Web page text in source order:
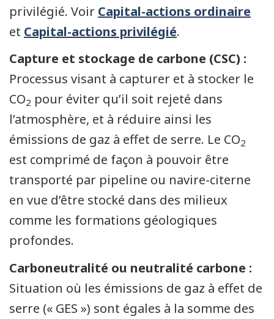
privilégié. Voir Capital-actions ordinaire
et Capital-actions privilégié.
Capture et stockage de carbone (CSC) :
Processus visant à capturer et à stocker le
CO2 pour éviter qu’il soit rejeté dans
l’atmosphère, et à réduire ainsi les
émissions de gaz à effet de serre. Le CO2
est comprimé de façon à pouvoir être
transporté par pipeline ou navire-citerne
en vue d’être stocké dans des milieux
comme les formations géologiques
profondes.
Carboneutralité ou neutralité carbone :
Situation où les émissions de gaz à effet de
serre (« GES ») sont égales à la somme des